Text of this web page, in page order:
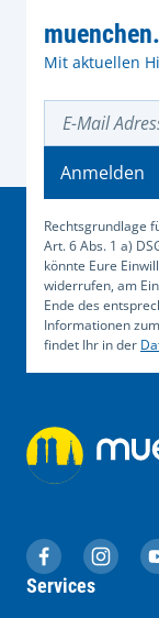
Mit aktuellen
Rechtsgrundlage
Art. 6 Abs. 1 a)
könnte Eure
widerrufen, am
Ende des
Informationen
findet Ihr in der
Anmelden
muenchen.de
Services